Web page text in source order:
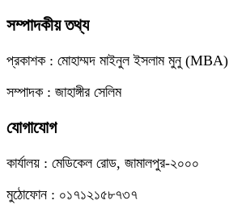
সম্পাদকীয় তথ্য
প্রকাশক : মোহাম্মদ মাইনুল ইসলাম মুনু (MBA)
সম্পাদক : জাহাঙ্গীর সেলিম
যোগাযোগ
কার্যালয় : মেডিকেল রোড, জামালপুর-২০০০
মুঠোফোন : ০১৭১২১৫৮৭৩৭